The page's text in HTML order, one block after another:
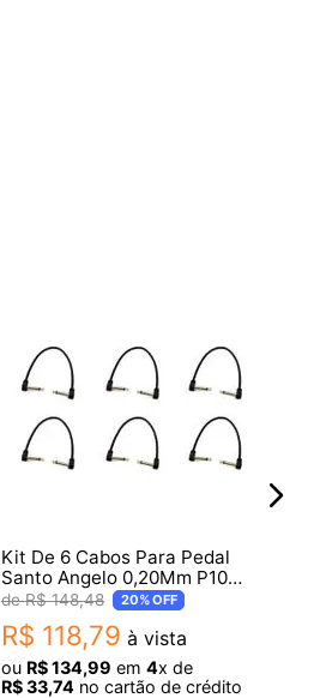
Kit De 6 Cabos Para Pedal
Santo Angelo 0,20Mm P10
Ninja 0,50Ft/0,15M
R$ 148,48 20%OFF
R$ 118,79 à vista
ou R$134,99 em 4x de
R$33,74no cartão de crédito